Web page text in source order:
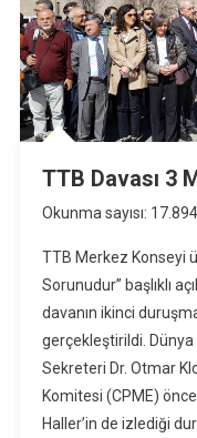
TTB Davası 3
Okunma sayısı: 17.894
TTB Merkez Konseyi
Sorunudur” başlıklı
davanın ikinci
gerçekleştirildi. Dünya
Sekreteri Dr. Otmar
Komitesi (CPME)
Haller’in de izlediği